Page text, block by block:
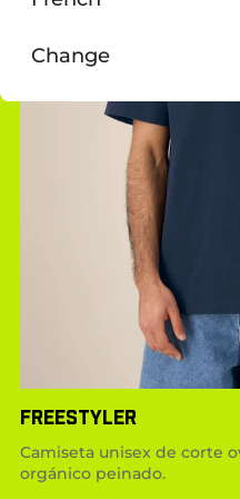
FREESTYLER
Camiseta unisex de corte
orgánico peinado.
Change